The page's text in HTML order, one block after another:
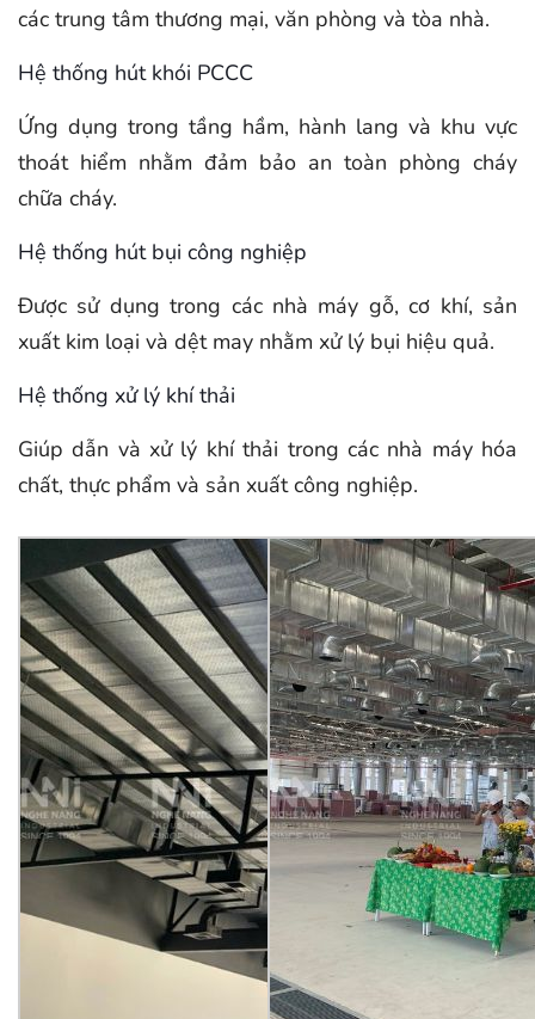
các trung tâm thương mại, văn phòng và tòa nhà.
Hệ thống hút khói PCCC
Ứng dụng trong tầng hầm, hành lang và khu vực
thoát hiểm nhằm đảm bảo an toàn phòng cháy
chữa cháy.
Hệ thống hút bụi công nghiệp
Được sử dụng trong các nhà máy gỗ, cơ khí, sản
xuất kim loại và dệt may nhằm xử lý bụi hiệu quả.
Hệ thống xử lý khí thải
Giúp dẫn và xử lý khí thải trong các nhà máy hóa
chất, thực phẩm và sản xuất công nghiệp.